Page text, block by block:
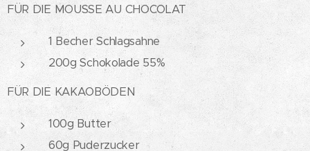
FÜR DIE MOUSSE AU CHOCOLAT
1 Becher Schlagsahne
200g Schokolade 55%
FÜR DIE KAKAOBÖDEN
100g Butter
60g Puderzucker